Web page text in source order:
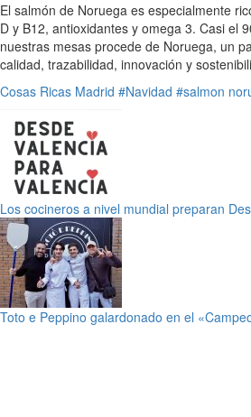
El salmón de Noruega es especialmente
D y B12, antioxidantes y omega 3. Casi el
nuestras mesas procede de Noruega, un
calidad, trazabilidad, innovación y
Cosas Ricas Madrid #Navidad #salmon
Los cocineros a nivel mundial preparan
Toto e Peppino galardonado en el